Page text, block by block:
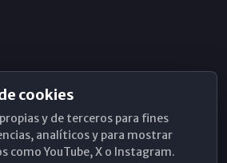
cookies
y de terceros para fines
analíticos y para mostrar
como YouTube, X o Instagram.